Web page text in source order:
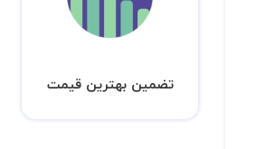
تضمین بهترین قیمت